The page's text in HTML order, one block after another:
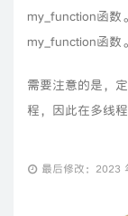
my_function函数
my_function函数
需要注意的是，
程，因此在多线
最后修改：2023